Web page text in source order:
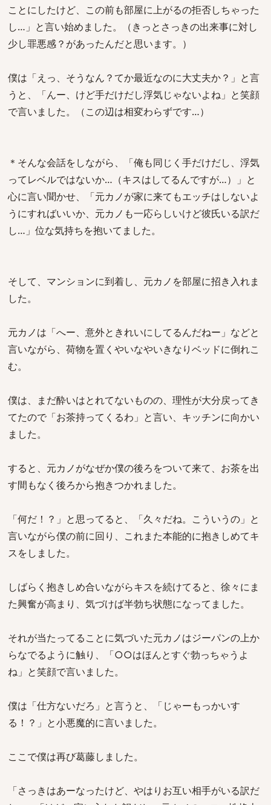
ことにしたけど、この前も部屋に上がるの拒否しちゃった
し…」と言い始めました。（きっとさっきの出来事に対し
少し罪悪感？があったんだと思います。）
僕は「えっ、そうなん？てか最近なのに大丈夫か？」と言
うと、「んー、けど手だけだし浮気じゃないよね」と笑顔
で言いました。（この辺は相変わらずです…）
＊そんな会話をしながら、「俺も同じく手だけだし、浮気
ってレベルではないか…（キスはしてるんですが…）」と
心に言い聞かせ、「元カノが家に来てもエッチはしないよ
うにすればいいか、元カノも一応らしいけど彼氏いる訳だ
し…」位な気持ちを抱いてました。
そして、マンションに到着し、元カノを部屋に招き入れま
した。
元カノは「へー、意外ときれいにしてるんだねー」などと
言いながら、荷物を置くやいなやいきなりベッドに倒れこ
む。
僕は、まだ酔いはとれてないものの、理性が大分戻ってき
てたので「お茶持ってくるわ」と言い、キッチンに向かい
ました。
すると、元カノがなぜか僕の後ろをついて来て、お茶を出
す間もなく後ろから抱きつかれました。
「何だ！？」と思ってると、「久々だね。こういうの」と
言いながら僕の前に回り、これまた本能的に抱きしめてキ
スをしました。
しばらく抱きしめ合いながらキスを続けてると、徐々にま
た興奮が高まり、気づけば半勃ち状態になってました。
それが当たってることに気づいた元カノはジーパンの上か
らなでるように触り、「○○はほんとすぐ勃っちゃうよ
ね」と笑顔で言いました。
僕は「仕方ないだろ」と言うと、「じゃーもっかいす
る！？」と小悪魔的に言いました。
ここで僕は再び葛藤しました。
「さっきはあーなったけど、やはりお互い相手がいる訳だ